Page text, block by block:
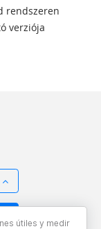
rendszeren
verziója
útiles y medir